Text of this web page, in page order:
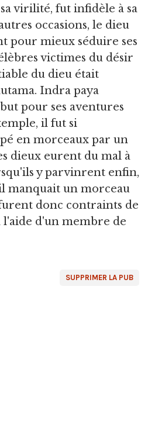
virilité, fut infidèle à sa
occasions, le dieu
pour mieux séduire ses
victimes du désir
du dieu était
Indra paya
pour ses aventures
il fut si
en morceaux par un
dieux eurent du mal à
y parvinrent enfin,
manquait un morceau
donc contraints de
d'un membre de
SUPPRIMER LA PUB